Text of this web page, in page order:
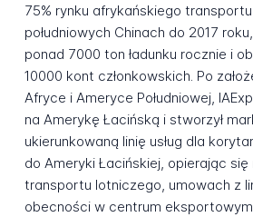
75% rynku afrykańskiego
południowych Chinach do 2017
ponad 7000 ton ładunku rocznie i
10000 kont członkowskich. Po
Afryce i Ameryce Południowej,
na Amerykę Łacińską i stworzył
ukierunkowaną linię usług dla
do Ameryki Łacińskiej, opierając
transportu lotniczego, umowach z
obecności w centrum